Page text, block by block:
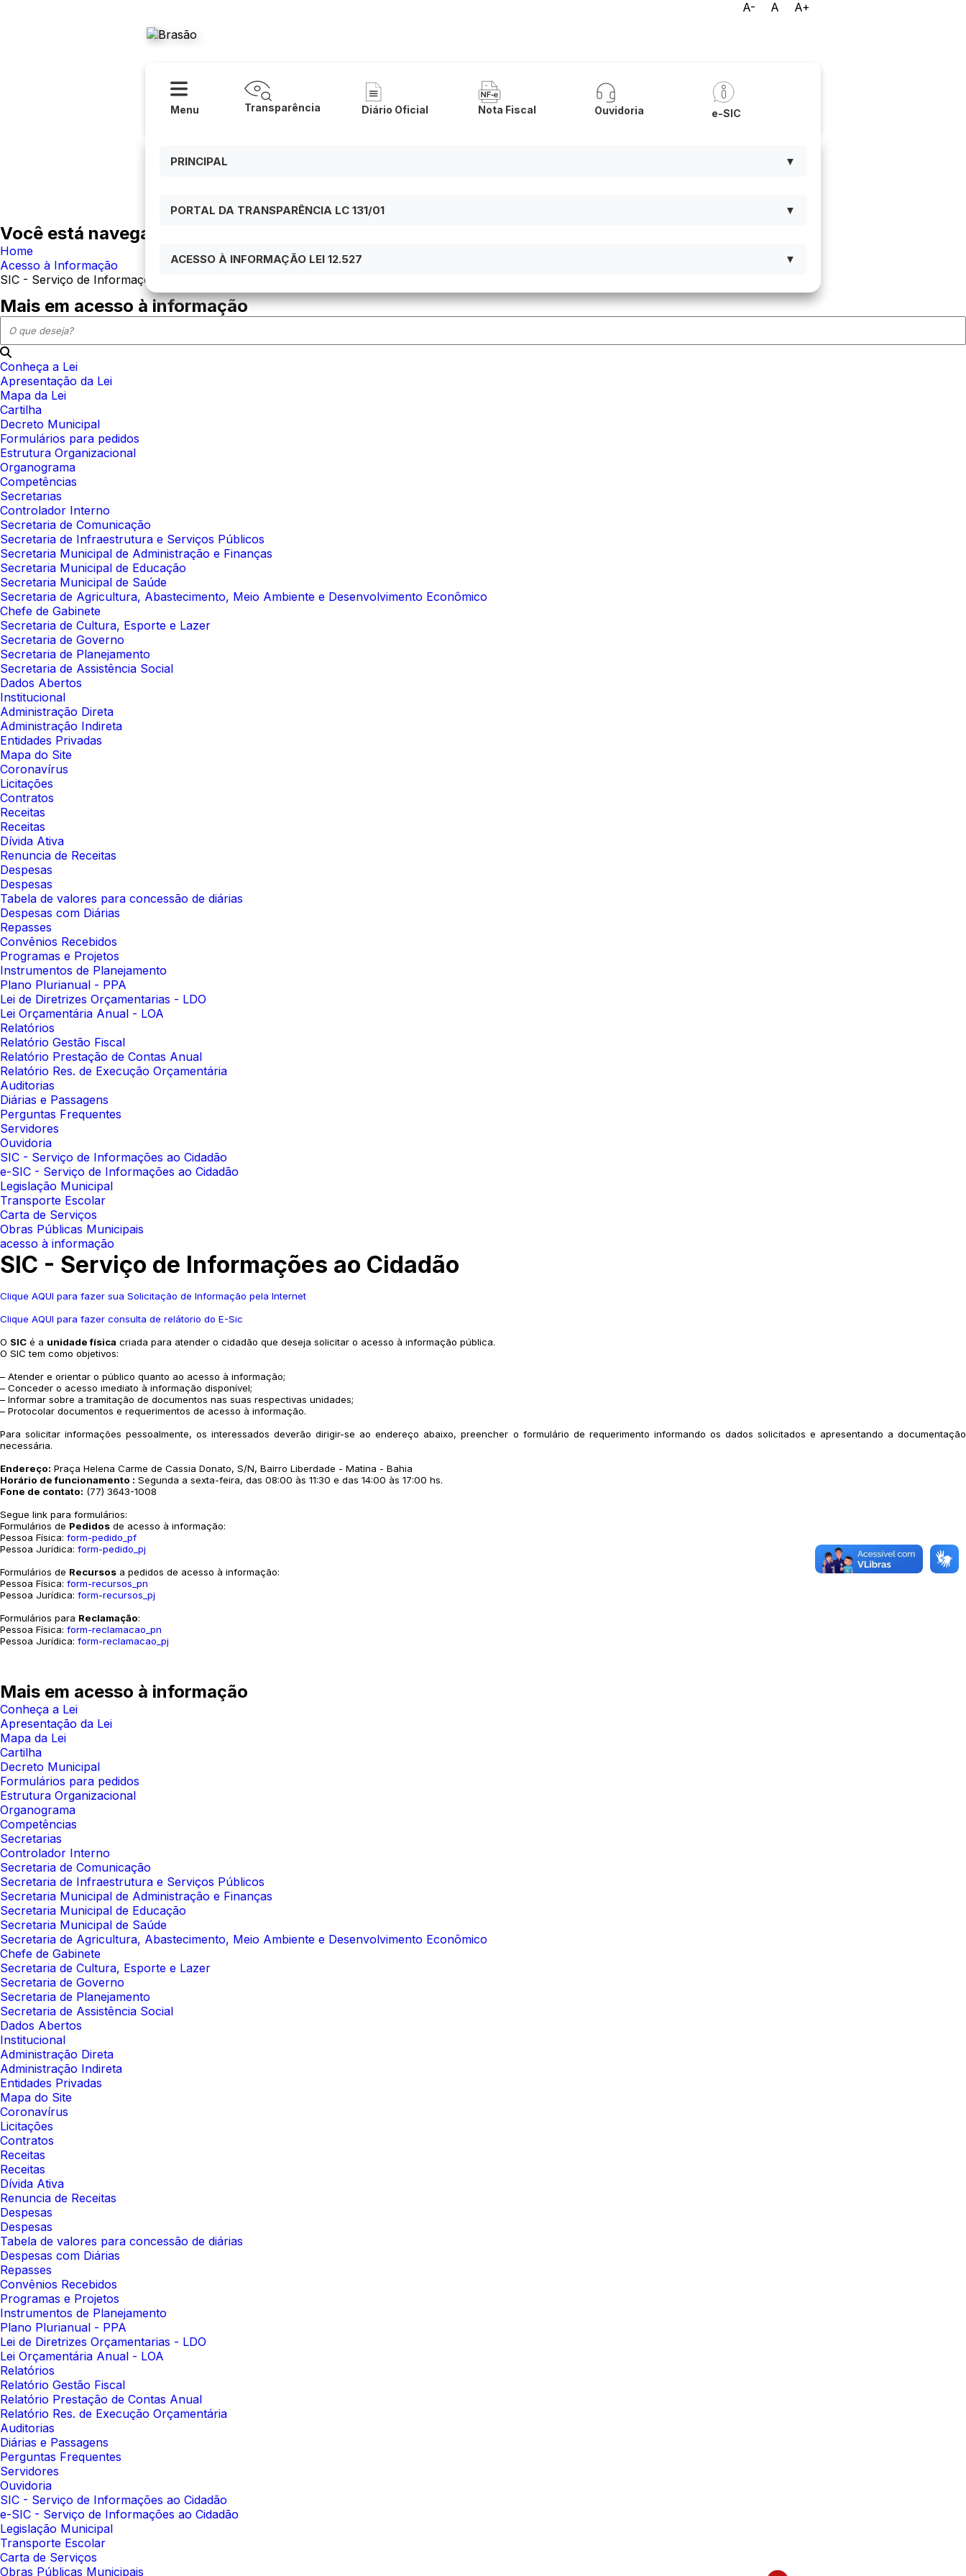
A- A
A+
Menu Transparência Diário Oficial Nota Fiscal Ouvidoria e-SIC
PRINCIPAL ▼
PORTAL DA TRANSPARÊNCIA LC 131/01 ▼
ACESSO À INFORMAÇÃO LEI 12.527 ▼
Você está navegando em:
Home
Acesso à Informação
SIC - Serviço de Informações ao Cidadão
Mais em acesso à informação
Conheça a Lei
Apresentação da Lei
Mapa da Lei
Cartilha
Decreto Municipal
Formulários para pedidos
Estrutura Organizacional
Organograma
Competências
Secretarias
Controlador Interno
Secretaria de Comunicação
Secretaria de Infraestrutura e Serviços Públicos
Secretaria Municipal de Administração e Finanças
Secretaria Municipal de Educação
Secretaria Municipal de Saúde
Secretaria de Agricultura, Abastecimento, Meio Ambiente e Desenvolvimento Econômico
Chefe de Gabinete
Secretaria de Cultura, Esporte e Lazer
Secretaria de Governo
Secretaria de Planejamento
Secretaria de Assistência Social
Dados Abertos
Institucional
Administração Direta
Administração Indireta
Entidades Privadas
Mapa do Site
Coronavírus
Licitações
Contratos
Receitas
Receitas
Dívida Ativa
Renuncia de Receitas
Despesas
Despesas
Tabela de valores para concessão de diárias
Despesas com Diárias
Repasses
Convênios Recebidos
Programas e Projetos
Instrumentos de Planejamento
Plano Plurianual - PPA
Lei de Diretrizes Orçamentarias - LDO
Lei Orçamentária Anual - LOA
Relatórios
Relatório Gestão Fiscal
Relatório Prestação de Contas Anual
Relatório Res. de Execução Orçamentária
Auditorias
Diárias e Passagens
Perguntas Frequentes
Servidores
Ouvidoria
SIC - Serviço de Informações ao Cidadão
e-SIC - Serviço de Informações ao Cidadão
Legislação Municipal
Transporte Escolar
Carta de Serviços
Obras Públicas Municipais
acesso à informação
SIC - Serviço de Informações ao Cidadão
Clique AQUI para fazer sua Solicitação de Informação pela Internet
Clique AQUI para fazer consulta de relátorio do E-Sic
O SIC é a unidade física criada para atender o cidadão que deseja solicitar o acesso à informação pública.
O SIC tem como objetivos:
– Atender e orientar o público quanto ao acesso à informação;
– Conceder o acesso imediato à informação disponível;
– Informar sobre a tramitação de documentos nas suas respectivas unidades;
– Protocolar documentos e requerimentos de acesso à informação.
Para solicitar informações pessoalmente, os interessados deverão dirigir-se ao endereço abaixo, preencher o formulário de requerimento informando os dados solicitados e apresentando a documentação
necessária.
Endereço: Praça Helena Carme de Cassia Donato, S/N, Bairro Liberdade - Matina - Bahia
Horário de funcionamento : Segunda a sexta-feira, das 08:00 às 11:30 e das 14:00 às 17:00 hs.
Fone de contato: (77) 3643-1008
Segue link para formulários:
Formulários de Pedidos de acesso à informação:
Pessoa Física: form-pedido_pf
Pessoa Jurídica: form-pedido_pj
Formulários de Recursos a pedidos de acesso à informação:
Pessoa Física: form-recursos_pn
Pessoa Jurídica: form-recursos_pj
Formulários para Reclamação:
Pessoa Física: form-reclamacao_pn
Pessoa Jurídica: form-reclamacao_pj
Mais em acesso à informação
Conheça a Lei
Apresentação da Lei
Mapa da Lei
Cartilha
Decreto Municipal
Formulários para pedidos
Estrutura Organizacional
Organograma
Competências
Secretarias
Controlador Interno
Secretaria de Comunicação
Secretaria de Infraestrutura e Serviços Públicos
Secretaria Municipal de Administração e Finanças
Secretaria Municipal de Educação
Secretaria Municipal de Saúde
Secretaria de Agricultura, Abastecimento, Meio Ambiente e Desenvolvimento Econômico
Chefe de Gabinete
Secretaria de Cultura, Esporte e Lazer
Secretaria de Governo
Secretaria de Planejamento
Secretaria de Assistência Social
Dados Abertos
Institucional
Administração Direta
Administração Indireta
Entidades Privadas
Mapa do Site
Coronavírus
Licitações
Contratos
Receitas
Receitas
Dívida Ativa
Renuncia de Receitas
Despesas
Despesas
Tabela de valores para concessão de diárias
Despesas com Diárias
Repasses
Convênios Recebidos
Programas e Projetos
Instrumentos de Planejamento
Plano Plurianual - PPA
Lei de Diretrizes Orçamentarias - LDO
Lei Orçamentária Anual - LOA
Relatórios
Relatório Gestão Fiscal
Relatório Prestação de Contas Anual
Relatório Res. de Execução Orçamentária
Auditorias
Diárias e Passagens
Perguntas Frequentes
Servidores
Ouvidoria
SIC - Serviço de Informações ao Cidadão
e-SIC - Serviço de Informações ao Cidadão
Legislação Municipal
Transporte Escolar
Carta de Serviços
Obras Públicas Municipais